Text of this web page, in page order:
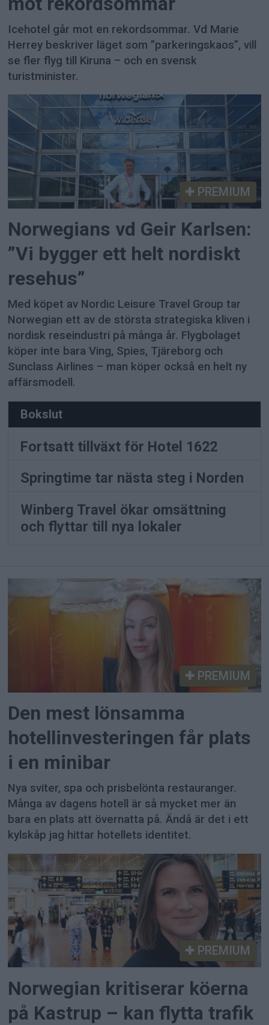
Icehotel går mot en rekordsommar. Vd Marie
Herrey beskriver läget som ”parkeringskaos”, vill
se fler flyg till Kiruna – och en svensk
turistminister.
PREMIUM
Norwegians vd Geir Karlsen:
”Vi bygger ett helt nordiskt
resehus”
Med köpet av Nordic Leisure Travel Group tar
Norwegian ett av de största strategiska kliven i
nordisk reseindustri på många år. Flygbolaget
köper inte bara Ving, Spies, Tjäreborg och
Sunclass Airlines – man köper också en helt ny
affärsmodell.
Bokslut
Fortsatt tillväxt för Hotel 1622
Springtime tar nästa steg i Norden
Winberg Travel ökar omsättning
och flyttar till nya lokaler
PREMIUM
Den mest lönsamma
hotellinvesteringen får plats
i en minibar
Nya sviter, spa och prisbelönta restauranger.
Många av dagens hotell är så mycket mer än
bara en plats att övernatta på. Ändå är det i ett
kylskåp jag hittar hotellets identitet.
PREMIUM
Norwegian kritiserar köerna
på Kastrup – kan flytta trafik